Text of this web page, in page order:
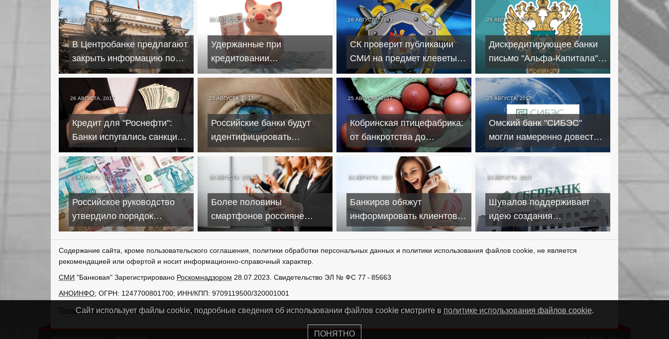
29 АВГУСТА, 2017
В Центробанке предлагают
закрыть информацию по
ключевой ставке
29 АВГУСТА, 2017
Удержанные при
кредитовании
дополнительные средства
удалось вернуть
26 АВГУСТА, 2017
СК проверит публикации
СМИ на предмет клеветы
на главу банка БКФ
26 АВГУСТА, 2017
Дискредитирующее банки
письмо "Альфа-Капитала"
ФАС назвала "частным
случаем"
26 АВГУСТА, 2017
Кредит для "Роснефти":
Банки испугались санкций
США
25 АВГУСТА, 2017
Российские банки будут
идентифицировать
клиентов по сетчатке глаза
25 АВГУСТА, 2017
Кобринская птицефабрика:
от банкротства до
активного развития
25 АВГУСТА, 2017
Омский банк "СИБЭС"
могли намеренно довести
до банкротства
25 АВГУСТА, 2017
Российское руководство
утвердило порядок
размещения бюджетных
25 АВГУСТА, 2017
Более половины
смартфонов россияне
покупают в кредит
24 АВГУСТА, 2017
Банкиров обяжут
информировать клиентов о
балансе карт при каждой
24 АВГУСТА, 2017
Шувалов поддерживает
идею создания
крипторубля
Содержание сайта, кроме пользовательского соглашения, политики обработки персональных данных и политики использования файлов cookie, не является
рекомендацией или офертой и носит информационно-справочный характер.
СМИ "Банковая" Зарегистрировано Роскомнадзором 28.07.2023. Свидетельство ЭЛ № ФС 77 - 85663
АНОИНФО; ОГРН: 1247700801700; ИНН/КПП: 9709119500/320001001
Пользовательское соглашение Политика обработки персональных данных Использование cookies Сделано вРунетЛаб – Сайты и CRM
Сайт использует файлы cookie, подробные сведения об использовании файлов cookie смотрите вполитике использования файлов cookie.
ПОНЯТНО